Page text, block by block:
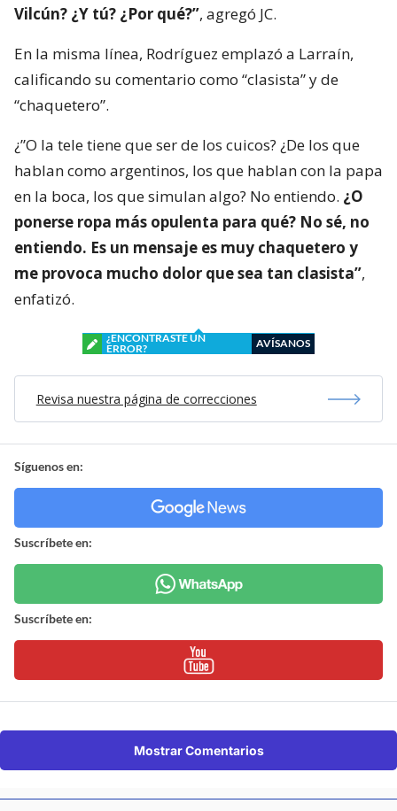
Vilcún? ¿Y tú? ¿Por qué?”, agregó JC.
En la misma línea, Rodríguez emplazó a Larraín,
calificando su comentario como “clasista” y de
“chaquetero”.
¿”O la tele tiene que ser de los cuicos? ¿De los que
hablan como argentinos, los que hablan con la papa
en la boca, los que simulan algo? No entiendo. ¿O
ponerse ropa más opulenta para qué? No sé, no
entiendo. Es un mensaje es muy chaquetero y
me provoca mucho dolor que sea tan clasista”,
enfatizó.
¿ENCONTRASTE UN
ERROR?
AVÍSANOS
Revisa nuestra página de correcciones
Síguenos en:
Suscríbete en:
Suscríbete en:
Mostrar Comentarios